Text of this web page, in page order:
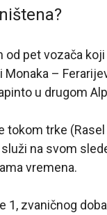
od pet vozača
–
u drugom
tokom trke
na svom
vremena.
1, zvaničnog